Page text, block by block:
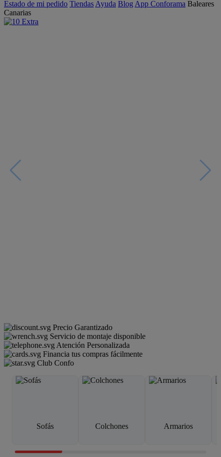
Estado de mi pedido Tiendas Ayuda Blog App Conforama Baleares
Canarias
Precio Garantizado
Servicio de montaje disponible
Atención Personalizada
Financia tus compras fácilmente
Club Confo
Sofás Colchones Armarios